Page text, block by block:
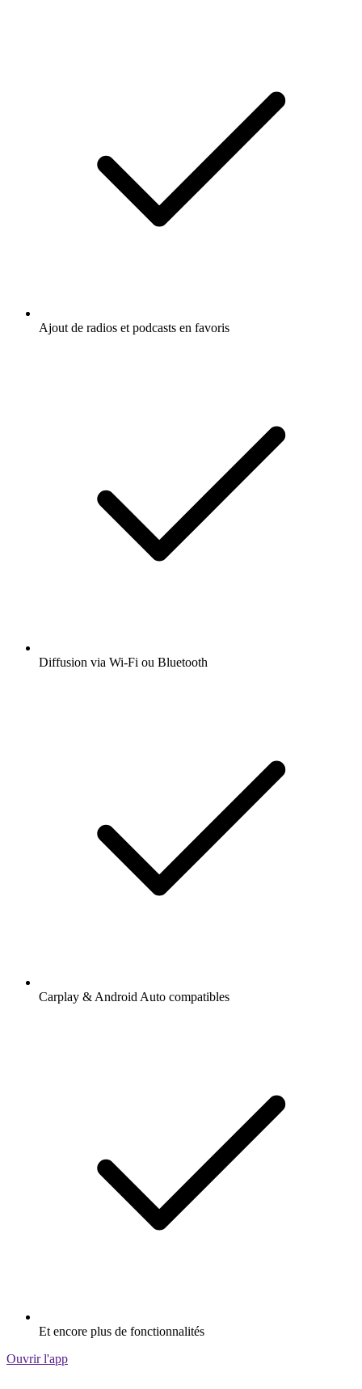
Ajout de radios et podcasts en favoris
Diffusion via Wi-Fi ou Bluetooth
Carplay & Android Auto compatibles
Et encore plus de fonctionnalités
Ouvrir l'app